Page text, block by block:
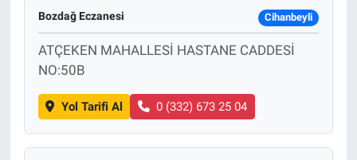
Bozdağ Eczanesi Cihanbeyli
ATÇEKEN MAHALLESİ HASTANE CADDESİ
NO:50B
Yol Tarifi Al 0 (332) 673 25 04